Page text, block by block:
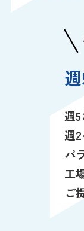
週
週
パ
工
ご